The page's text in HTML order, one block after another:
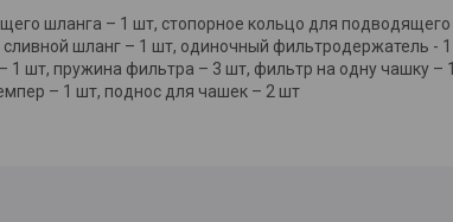
шланга – 1 шт, стопорное кольцо для подводящего
шланг – 1 шт, одиночный фильтродержатель - 1
шт, пружина фильтра – 3 шт, фильтр на одну чашку – 1
– 1 шт, поднос для чашек – 2 шт